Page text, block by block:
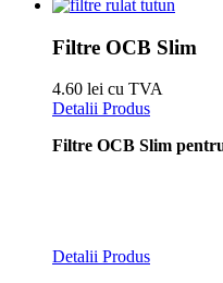
Filtre OCB Slim
4.60 lei cu TVA
Detalii Produs
Filtre OCB Slim
Detalii Produs